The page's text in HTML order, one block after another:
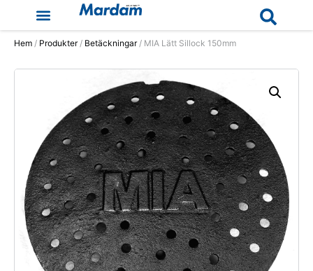
Hem / Produkter/ Betäckningar/ MIA Lätt Sillock 150mm